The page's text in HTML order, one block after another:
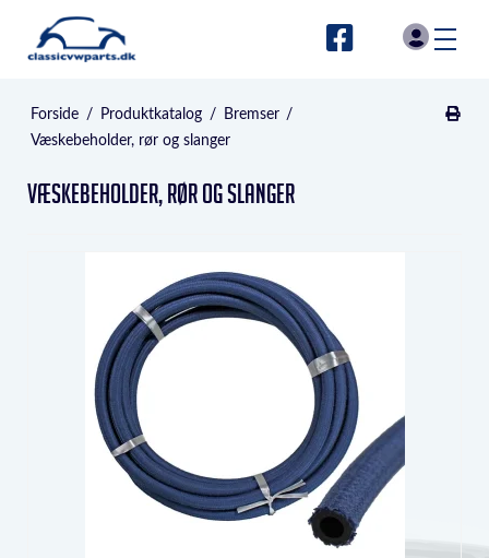
Forside / Produktkatalog / Bremser /
Væskebeholder, rør og slanger
Væskebeholder, rør og slanger